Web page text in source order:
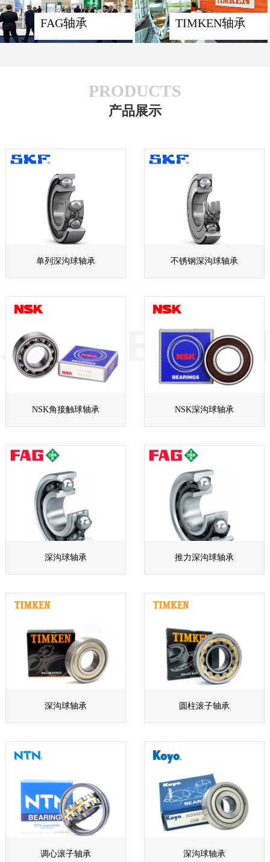
FAG轴承 TIMKEN轴承
PRODUCTS
产品展示
单列深沟球轴承 不锈钢深沟球轴承
NSK角接触球轴承 NSK深沟球轴承
深沟球轴承 推力深沟球轴承
深沟球轴承 圆柱滚子轴承
调心滚子轴承 深沟球轴承